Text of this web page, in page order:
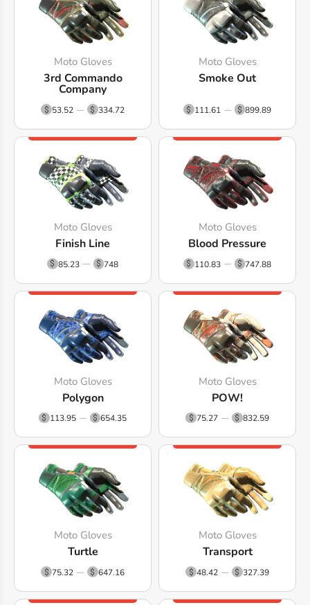
Moto Gloves
3rd Commando
Company
53.52 334.72
Moto Gloves
Smoke Out
111.61 899.89
Moto Gloves
Finish Line
85.23 748
Moto Gloves
Blood Pressure
110.83 747.88
Moto Gloves
Polygon
113.95 654.35
Moto Gloves
POW!
75.27 832.59
Moto Gloves
Turtle
75.32 647.16
Moto Gloves
Transport
48.42 327.39